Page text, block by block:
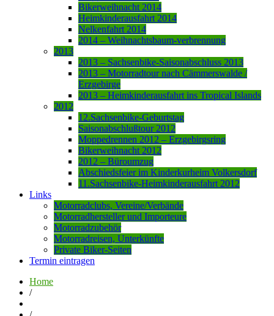
Bikerweihnacht 2014
Heimkinderausfahrt 2014
Nelkenfahrt 2014
2014 – Weihnachtsbaum-verbrennung
2013
2013 – Sachsenbike-Saisonabschluss 2013
2013 – Motorradtour nach Cämmerswalde /
Erzgebirge
2013 – Heimkinderausfahrt ins Tropical Islands
2012
12.Sachsenbike-Geburtstag
Saisonabschlußtour 2012
Moppedrennen 2012 – Erzgebirgsring
Bikerweihnacht 2012
2012 – Büroumzug
Abschiedsfeier im Kinderkurheim Volkersdorf
11.Sachsenbike-Heimkinderausfahrt 2012
Links
Motorradclubs, Vereine/Verbände
Motorradhersteller und Importeure
Motorradzubehör
Motorradreisen, Unterkünfte
Private Biker-Seiten
Termin eintragen
Home
/